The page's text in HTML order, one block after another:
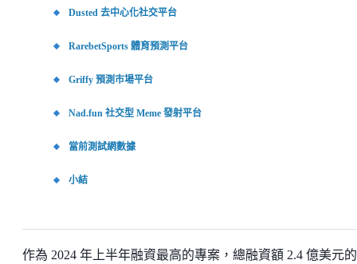
Dusted 去中心化社交平台
RarebetSports 體育預測平台
Griffy 預測市場平台
Nad.fun 社交型 Meme 發射平台
當前測試網數據
小結
作為 2024 年上半年融資最高的專案，總融資額 2.4 億美元的